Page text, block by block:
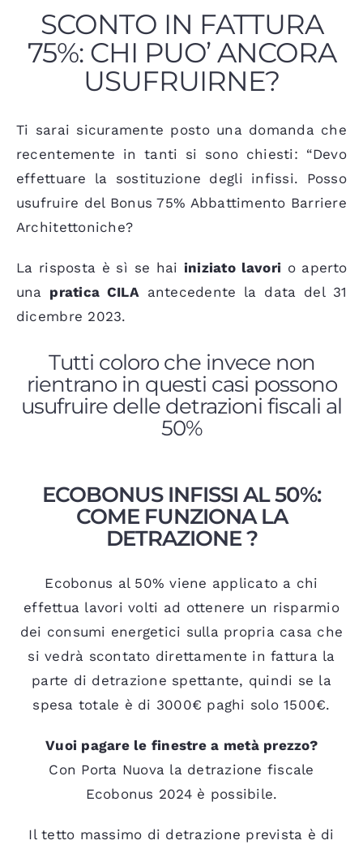
SCONTO IN FATTURA
75%: CHI PUO’ ANCORA
USUFRUIRNE?
Ti sarai sicuramente posto una domanda che
recentemente in tanti si sono chiesti: “Devo
effettuare la sostituzione degli infissi. Posso
usufruire del Bonus 75% Abbattimento Barriere
Architettoniche?
La risposta è sì se hai iniziato lavori o aperto
una pratica CILAantecedente la data del 31
dicembre 2023.
Tutti coloro che invece non
rientrano in questi casi possono
usufruire delle detrazioni fiscali al
50%
ECOBONUS INFISSI AL 50%:
COME FUNZIONA LA
DETRAZIONE ?
Ecobonus al 50% viene applicato a chi
effettua lavori volti ad ottenere un risparmio
dei consumi energetici sulla propria casa che
si vedrà scontato direttamente in fattura la
parte di detrazione spettante, quindi se la
spesa totale è di 3000€ paghi solo 1500€.
Vuoi pagare le finestre a metà prezzo?
Con Porta Nuova la detrazione fiscale
Ecobonus 2024 è possibile.
Il tetto massimo di detrazione prevista è di